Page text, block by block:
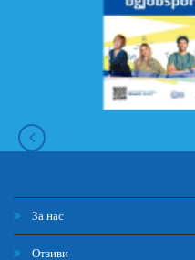
За нас
Отзиви